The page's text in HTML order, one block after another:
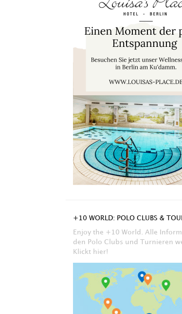
+10 WORLD: POLO CLUBS &
Enjoy the +10 World. Alle
den Polo Clubs und Turnieren
Klickt hier!